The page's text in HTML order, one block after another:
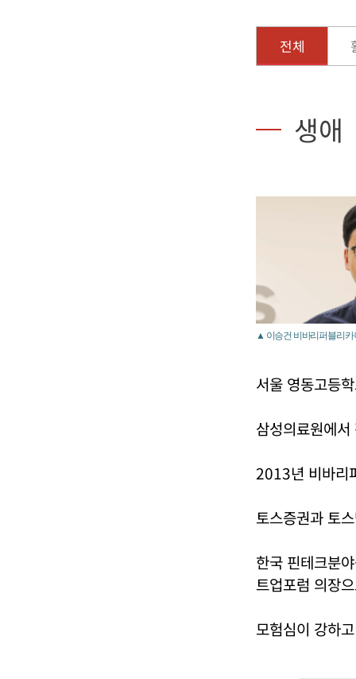
전체
생애
▲ 이승건 비바리퍼블리카
서울 영동고등
삼성의료원에
2013년 비바리
토스증권과 토
한국 핀테크분
트업포럼 의장
모험심이 강하